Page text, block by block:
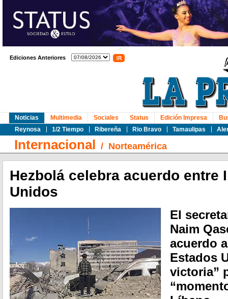
Ediciones Anteriores
Noticias
Reynosa
1/2 Tiempo Ribereña Rio Bravo Tamaulipas
Multimedia Sociales Status Edición Impresa
Internacional / Norteamérica
Hezbolá celebra acuerdo entre
Unidos
El
Naim
acuerdo
Estados
victoria”